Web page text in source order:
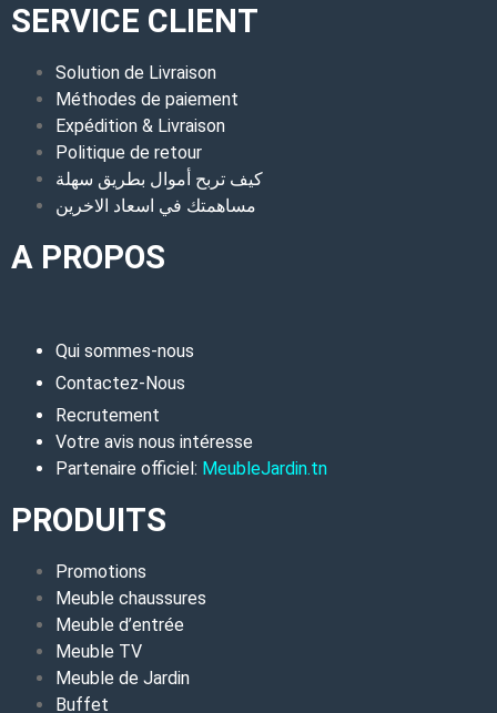
SERVICE CLIENT
Solution de Livraison
Méthodes de paiement
Expédition & Livraison
Politique de retour
كيف تربح أموال بطريق سهلة
مساهمتك في اسعاد الاخرين
A PROPOS
Qui sommes-nous
Contactez-Nous
Recrutement
Votre avis nous intéresse
Partenaire officiel: MeubleJardin.tn
PRODUITS
Promotions
Meuble chaussures
Meuble d’entrée
Meuble TV
Meuble de Jardin
Buffet